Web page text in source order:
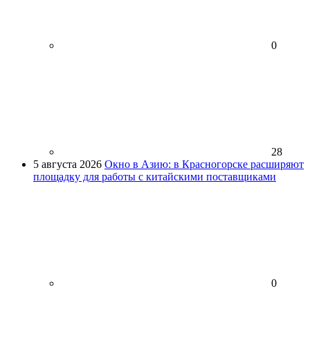
0
28
5 августа 2026 Окно в Азию: в Красногорске расширяют
площадку для работы с китайскими поставщиками
0